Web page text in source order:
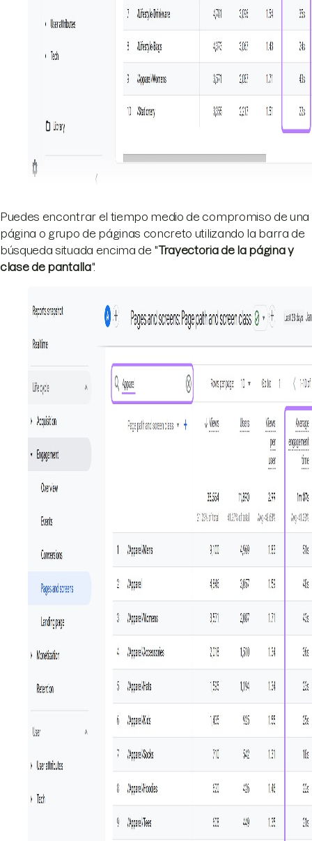
Puedes encontrar el tiempo medio de compromiso de una
página o grupo de páginas concreto utilizando la barra de
búsqueda situada encima de "Trayectoria de la página y
clase de pantalla".